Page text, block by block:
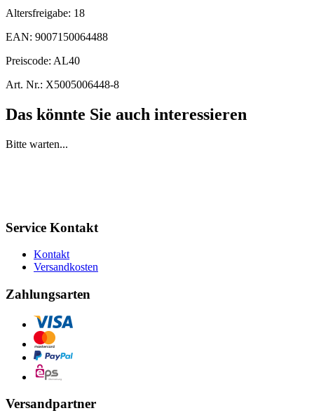
Altersfreigabe: 18
EAN: 9007150064488
Preiscode: AL40
Art. Nr.: X5005006448-8
Das könnte Sie auch interessieren
Bitte warten...
Service Kontakt
Kontakt
Versandkosten
Zahlungsarten
Versandpartner